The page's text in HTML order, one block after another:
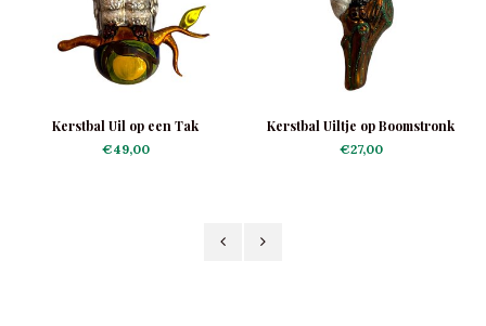
Kerstbal Uil op een Tak
€49,00
Kerstbal Uiltje op Boomstronk
€27,00